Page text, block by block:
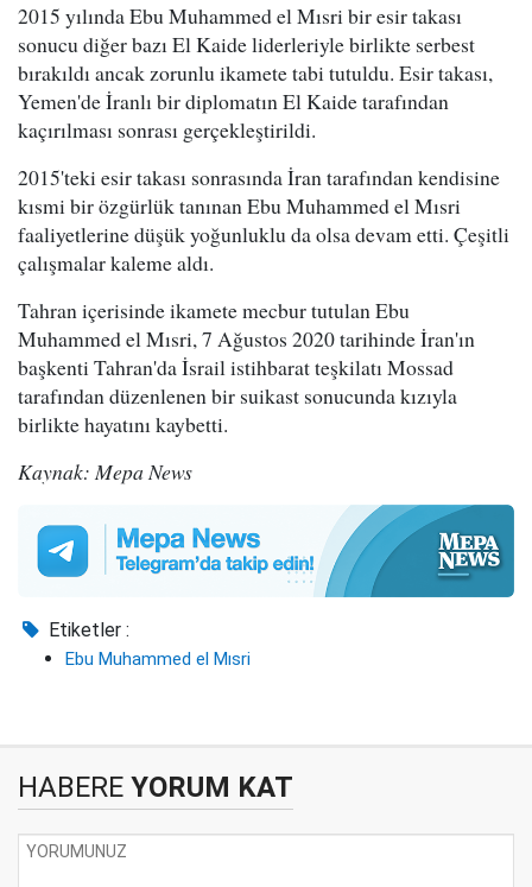
2015 yılında Ebu Muhammed el Mısri bir esir takası
sonucu diğer bazı El Kaide liderleriyle birlikte serbest
bırakıldı ancak zorunlu ikamete tabi tutuldu. Esir takası,
Yemen'de İranlı bir diplomatın El Kaide tarafından
kaçırılması sonrası gerçekleştirildi.
2015'teki esir takası sonrasında İran tarafından kendisine
kısmi bir özgürlük tanınan Ebu Muhammed el Mısri
faaliyetlerine düşük yoğunluklu da olsa devam etti. Çeşitli
çalışmalar kaleme aldı.
Tahran içerisinde ikamete mecbur tutulan Ebu
Muhammed el Mısri, 7 Ağustos 2020 tarihinde İran'ın
başkenti Tahran'da İsrail istihbarat teşkilatı Mossad
tarafından düzenlenen bir suikast sonucunda kızıyla
birlikte hayatını kaybetti.
Kaynak: Mepa News
Etiketler :
Ebu Muhammed el Mısri
HABERE YORUM KAT